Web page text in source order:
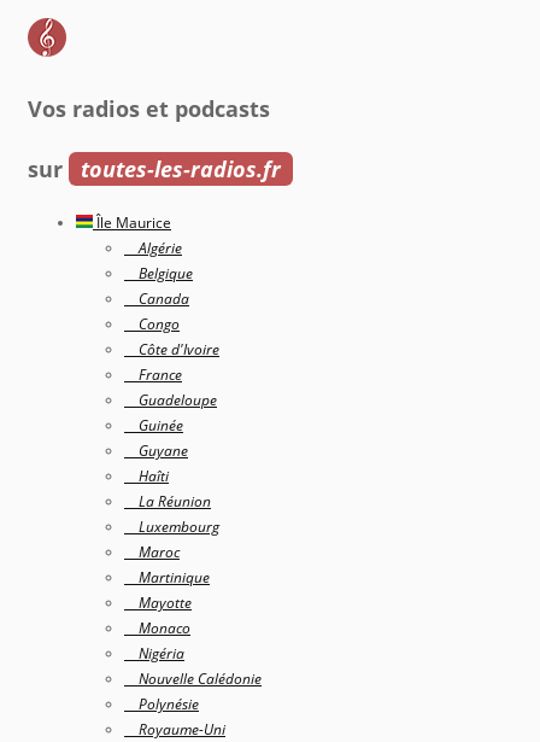
Vos radios et podcasts
sur toutes-les-radios.fr
Île Maurice
Algérie
Belgique
Canada
Congo
Côte d'Ivoire
France
Guadeloupe
Guinée
Guyane
Haîti
La Réunion
Luxembourg
Maroc
Martinique
Mayotte
Monaco
Nigéria
Nouvelle Calédonie
Polynésie
Royaume-Uni